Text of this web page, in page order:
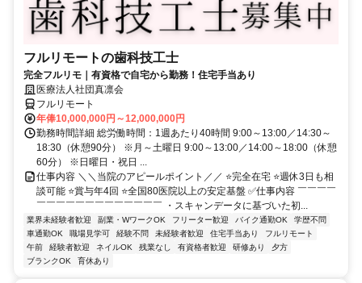
フルリモートの歯科技工士
完全フルリモ｜有資格で自宅から勤務！住宅手当あり
医療法人社団真凛会
フルリモート
年俸10,000,000円～12,000,000円
勤務時間詳細 総労働時間：1週あたり40時間 9:00～13:00／14:30～
18:30（休憩90分） ※月～土曜日 9:00～13:00／14:00～18:00（休憩
60分） ※日曜日・祝日 ...
仕事内容 ＼＼当院のアピールポイント／／ ⭐完全在宅 ⭐週休3日も相
談可能 ⭐賞与年4回 ⭐全国80医院以上の安定基盤 ✅仕事内容 ￣￣￣￣
￣￣￣￣￣￣￣￣￣￣￣￣￣ ・スキャンデータに基づいた初...
業界未経験者歓迎 副業・WワークOK フリーター歓迎 バイク通勤OK
学歴不問
車通勤OK
職場見学可 経験不問 未経験者歓迎 住宅手当あり
フルリモート
午前
経験者歓迎 ネイルOK 残業なし 有資格者歓迎 研修あり
夕方
ブランクOK
育休あり